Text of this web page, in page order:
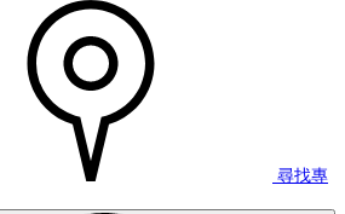
尋找專